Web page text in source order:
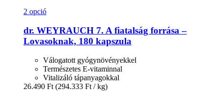
2 opció
dr. WEYRAUCH 7. A fiatalság forrása –
Lovasoknak, 180 kapszula
Válogatott gyógynövényekkel
Természetes E-vitaminnal
Vitalizáló tápanyagokkal
26.490 Ft (294.333 Ft / kg)